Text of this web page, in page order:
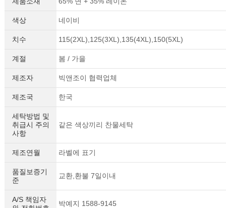
색상 네이비
치수 115(2XL),125(3XL),135(4XL),150(5XL)
계절 봄 / 가을
제조자 빅앤조이 협력업체
제조국 한국
세탁방법 및
취급시 주의
사항
같은 색상끼리 찬물세탁
제조연월 라벨에 표기
품질보증기
준
교환,환불 7일이내
A/S 책임자
박예지 1588-9145